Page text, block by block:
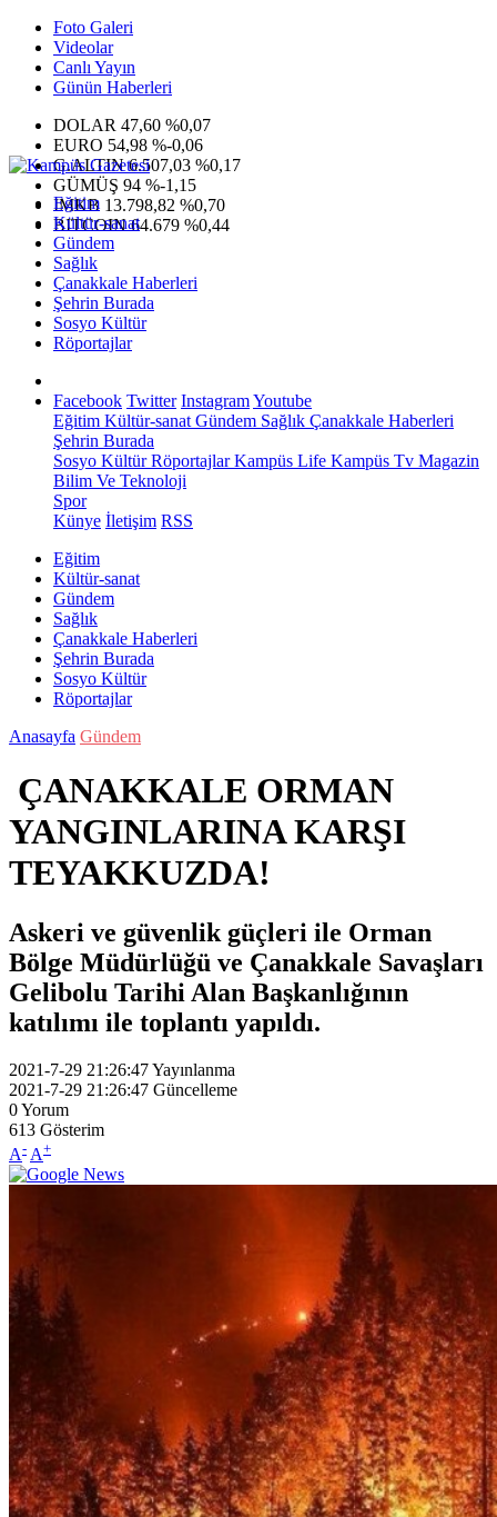
Foto Galeri
Videolar
Canlı Yayın
Günün Haberleri
DOLAR 47,60 %0,07
EURO 54,98 %-0,06
G.ALTIN6.507,03 %0,17
GÜMÜŞ 94 %-1,15
IMKB 13.798,82 %0,70
BITCOIN64.679 %0,44
Eğitim
Kültür-sanat
Gündem
Sağlık
Çanakkale Haberleri
Şehrin Burada
Sosyo Kültür
Röportajlar
Facebook Twitter InstagramYoutube
Eğitim Kültür-sanat Gündem Sağlık Çanakkale Haberleri
Şehrin Burada
Sosyo KültürRöportajlarKampüs Life Kampüs Tv Magazin
Bilim Ve Teknoloji
Spor
Künye İletişim RSS
Eğitim
Kültür-sanat
Gündem
Sağlık
Çanakkale Haberleri
Şehrin Burada
Sosyo Kültür
Röportajlar
Anasayfa Gündem
ÇANAKKALE ORMAN
YANGINLARINA KARŞI
TEYAKKUZDA!
Askeri ve güvenlik güçleri ile Orman
Bölge Müdürlüğü ve Çanakkale Savaşları
Gelibolu Tarihi Alan Başkanlığının
katılımı ile toplantı yapıldı.
2021-7-29 21:26:47Yayınlanma
2021-7-29 21:26:47 Güncelleme
0Yorum
613 Gösterim
A- A+